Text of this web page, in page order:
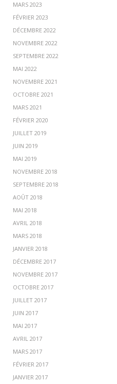
MARS 2023
FÉVRIER 2023
DÉCEMBRE 2022
NOVEMBRE 2022
SEPTEMBRE 2022
MAI 2022
NOVEMBRE 2021
OCTOBRE 2021
MARS 2021
FÉVRIER 2020
JUILLET 2019
JUIN 2019
MAI 2019
NOVEMBRE 2018
SEPTEMBRE 2018
AOÛT 2018
MAI 2018
AVRIL 2018
MARS 2018
JANVIER 2018
DÉCEMBRE 2017
NOVEMBRE 2017
OCTOBRE 2017
JUILLET 2017
JUIN 2017
MAI 2017
AVRIL 2017
MARS 2017
FÉVRIER 2017
JANVIER 2017